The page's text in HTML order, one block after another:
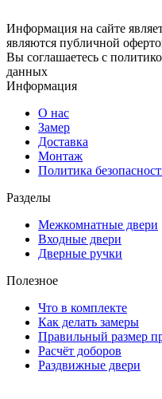
Информация на сайте
являются публичной
Вы соглашаетесь с
данных
Информация
О нас
Замер
Доставка
Монтаж
Политика
Разделы
Межкомнатные двери
Входные двери
Дверные ручки
Полезное
Что в комплекте
Как делать замеры
Правильный размер
Расчёт доборов
Раздвижные двери